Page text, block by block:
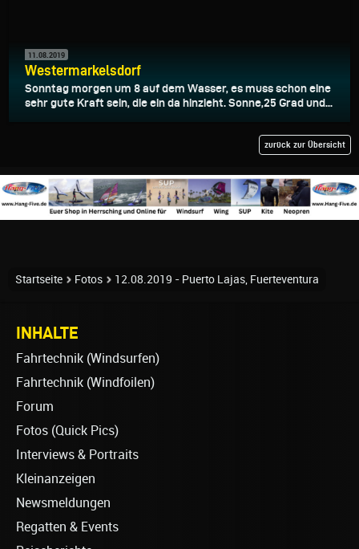
11.08.2019
Westermarkelsdorf
Sonntag morgen um 8 auf dem Wasser, es muss schon eine
sehr gute Kraft sein, die ein da hinzieht. Sonne,25 Grad und...
zurück zur Übersicht
Startseite Fotos 12.08.2019 - Puerto Lajas, Fuerteventura
INHALTE
Fahrtechnik (Windsurfen)
Fahrtechnik (Windfoilen)
Forum
Fotos (Quick Pics)
Interviews & Portraits
Kleinanzeigen
Newsmeldungen
Regatten & Events